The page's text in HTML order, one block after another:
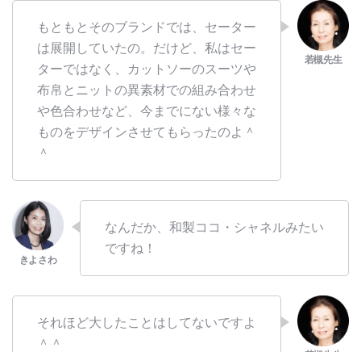
もともとそのブランドでは、セーター
は展開していたの。だけど、私はセー
ターではなく、カットソーのスーツや
布帛とニットの異素材での組み合わせ
や色合わせなど、今までにない様々な
ものをデザインさせてもらったのよ＾
＾
なんだか、和製ココ・シャネルみたい
ですね！
それほど大したことはしてないですよ
＾＾